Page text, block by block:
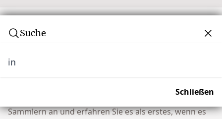
Suche
in
Schließen
Abonnieren Sie unseren Newsletter
unserer Community von über 10.000 Tribal Art
Sammlern an und erfahren Sie es als erstes, wenn es